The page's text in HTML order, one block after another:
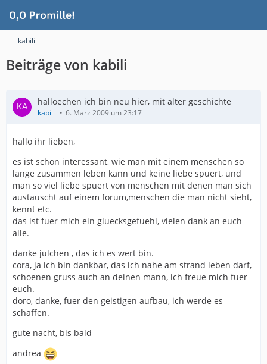
kabili
Beiträge von kabili
halloechen ich bin neu hier, mit alter geschichte
kabili 6. März 2009 um 23:17
hallo ihr lieben,
es ist schon interessant, wie man mit einem menschen so
lange zusammen leben kann und keine liebe spuert, und
man so viel liebe spuert von menschen mit denen man sich
austauscht auf einem forum,menschen die man nicht sieht,
kennt etc.
das ist fuer mich ein gluecksgefuehl, vielen dank an euch
alle.
danke julchen , das ich es wert bin.
cora, ja ich bin dankbar, das ich nahe am strand leben darf,
schoenen gruss auch an deinen mann, ich freue mich fuer
euch.
doro, danke, fuer den geistigen aufbau, ich werde es
schaffen.
gute nacht, bis bald
andrea